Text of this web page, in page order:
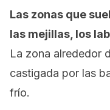
Las zonas que
las mejillas, los
La zona alrededor
castigada por las
frío.